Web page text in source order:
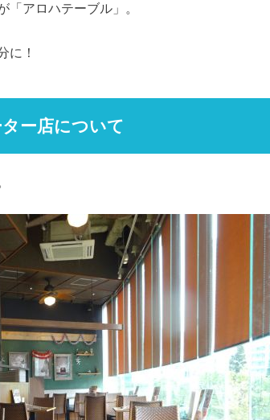
アロハテーブル」。
に！
ー店について